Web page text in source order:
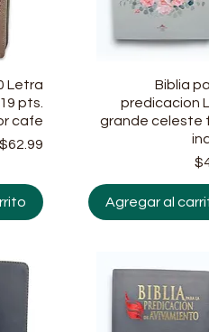
Letra
pts.
cafe
Precio
$62.99
Vista rápida
Biblia
predicacion
grande celeste
Agregar al